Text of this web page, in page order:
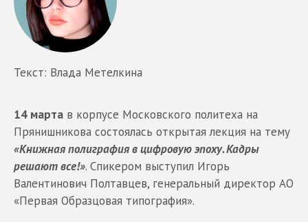
Текст: Влада Метелкина
14 марта в корпусе Московского политеха на
Прянишникова состоялась открытая лекция на тему
«Книжная полиграфия в цифровую эпоху. Кадры
решают все!». Спикером выступил Игорь
Валентинович Полтавцев, генеральный директор АО
«Первая Образцовая типография».